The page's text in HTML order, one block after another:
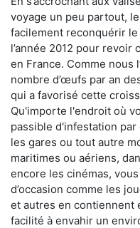
voyage un peu partout,
facilement reconquérir
l’année 2012 pour
en France. Comme nous
nombre d’œufs par an
qui a favorisé cette
Qu'importe l'endroit où
passible d'infestation
les gares ou tout autre
maritimes ou aériens,
encore les cinémas,
d’occasion comme les
et autres en contiennent
facilité à envahir un